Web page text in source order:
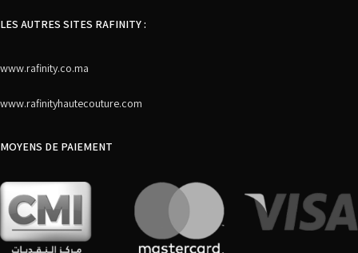
LES AUTRES SITES RAFINITY :
www.rafinity.co.ma
www.rafinityhautecouture.com
MOYENS DE PAIEMENT